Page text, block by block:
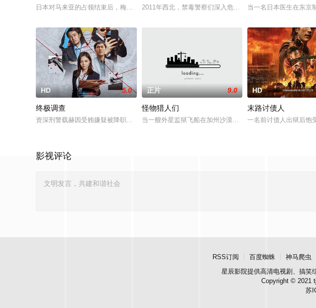
日本对马来亚的占领结束后，梅尔在新加坡的特别行动组担任警察。这一次，他要对付的是黑帮
2011年西北，禁毒警察们深入危险境地，与毒贩展开了一场
当一名日本医生在东京
HD 5.0
终极调查
资深刑警载赫因受贿嫌疑被降职至乡下警局，在琐碎日常中消磨意志。一桩牵涉两名嫌疑人的神
正片 9.0
怪物猎人们
当一艘外星监狱飞船在加州沙漠坠毁时，释放出一个又一个
HD
末路讨债人
一名前讨债人出狱后饱
影视评论
RSS订阅 百度蜘蛛 神马爬虫
星辰影院提供高清电视剧、搞笑
Copyright © 2021
苏